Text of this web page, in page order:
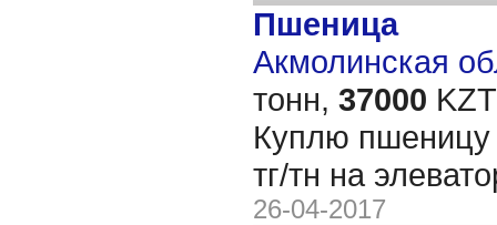
Пшеница
Акмолинская
тонн, 37000
Куплю пшеницу
тг/тн на
26-04-2017